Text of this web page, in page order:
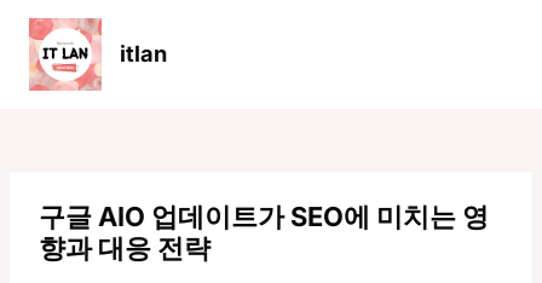
itlan
구글 AIO 업데이트가 SEO에 미치는 영
향과 대응 전략